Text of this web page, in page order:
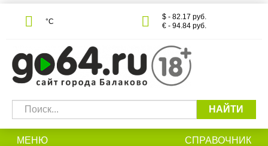
°С
$ - 82.17 руб.
€ - 94.84 руб.
НАЙТИ
МЕНЮ СПРАВОЧНИК